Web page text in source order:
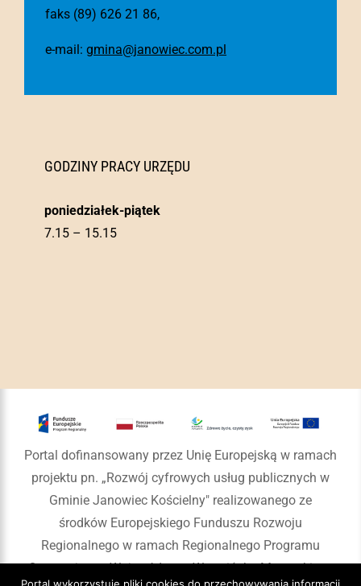
faks (89) 626 21 86,
e-mail: gmina@janowiec.com.pl
GODZINY PRACY URZĘDU
poniedziałek-piątek
7.15 – 15.15
Portal dofinansowany przez Unię Europejską w ramach
projektu pn. „Rozwój cyfrowych usług publicznych w
Gminie Janowiec Kościelny" realizowanego ze
środków Europejskiego Funduszu Rozwoju
Regionalnego w ramach Regionalnego Programu
Operacyjnego Województwa Warmińsko-Mazurskiego